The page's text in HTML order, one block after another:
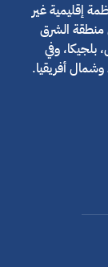
إقليمية غير
منطقة الشرق
وفي
أفريقيا.